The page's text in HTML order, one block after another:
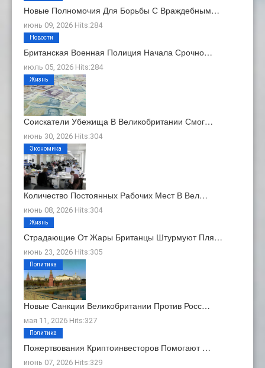
Новые Полномочия Для Борьбы С Враждебным…
июнь 09, 2026 Hits:284
Британская Военная Полиция Начала Срочно…
июль 05, 2026 Hits:284
Новости
Соискатели Убежища В Великобритании Смог…
июнь 30, 2026 Hits:304
Жизнь
Количество Постоянных Рабочих Мест В Вел…
июнь 08, 2026 Hits:304
Экономика
Страдающие От Жары Британцы Штурмуют Пля…
июнь 23, 2026 Hits:305
Жизнь
Новые Санкции Великобритании Против Росс…
мая 11, 2026 Hits:327
Политика
Пожертвования Криптоинвесторов Помогают …
июнь 07, 2026 Hits:329
Политика